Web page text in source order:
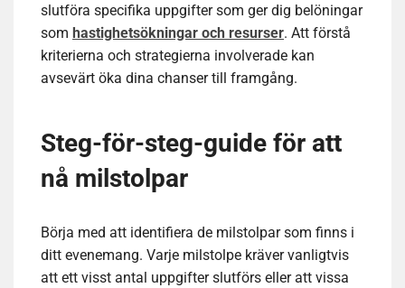
slutföra specifika uppgifter som ger dig belöningar
som hastighetsökningar och resurser. Att förstå
kriterierna och strategierna involverade kan
avsevärt öka dina chanser till framgång.
Steg-för-steg-guide för att
nå milstolpar
Börja med att identifiera de milstolpar som finns i
ditt evenemang. Varje milstolpe kräver vanligtvis
att ett visst antal uppgifter slutförs eller att vissa